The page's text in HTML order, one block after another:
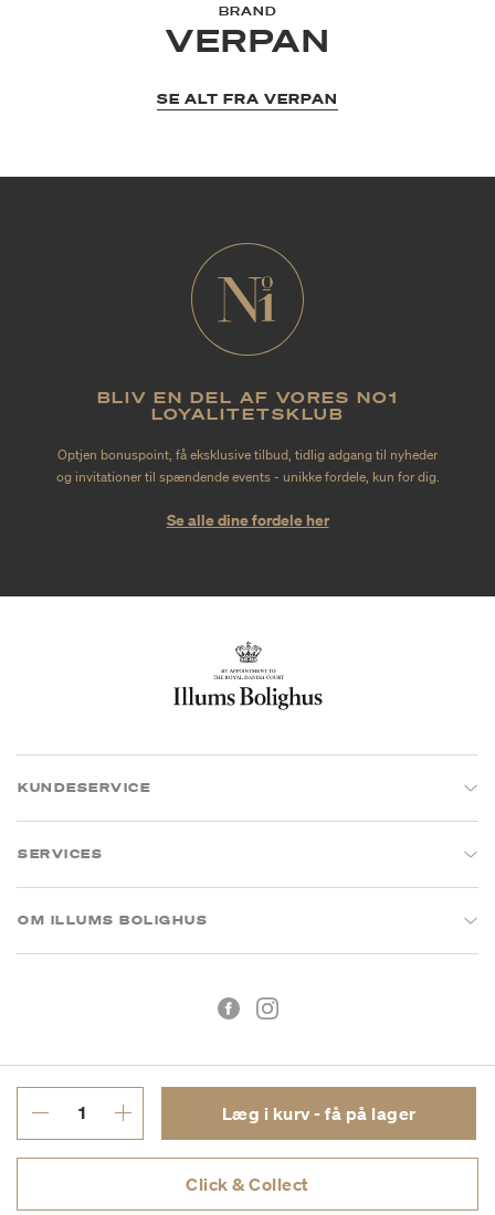
Læg i kurv - få på lager
Click & Collect
BRAND
VERPAN
SE ALT FRA VERPAN
BLIV EN DEL AF VORES NO1
LOYALITETSKLUB
Optjen bonuspoint, få eksklusive tilbud, tidlig adgang til nyheder
og invitationer til spændende events - unikke fordele, kun for dig.
Se alle dine fordele her
KUNDESERVICE
SERVICES
OM ILLUMS BOLIGHUS